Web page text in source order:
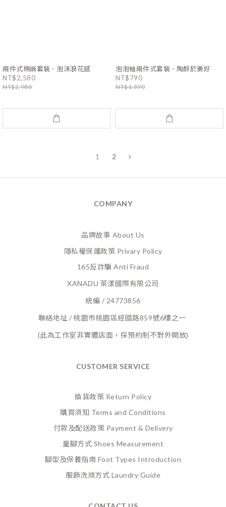
兩件式棉麻套裝 - 泡沫浪花感
NT$2,580
NT$2,980
泡泡袖兩件式套裝 - 陶醉於美好
NT$790
NT$1,390
1 2
COMPANY
品牌故事 About Us
隱私權保護政策 Privary Policy
165反詐騙 Anti Fraud
XANADU 萊漾國際有限公司
統編 / 24773856
聯絡地址 / 桃園市桃園區經國路859號6樓之一
(此為工作室非實體店面，採預約制不對外開放)
CUSTOMER SERVICE
換貨政策 Return Policy
購買須知 Terms and Conditions
付款及配送政策 Payment & Delivery
量腳方式 Shoes Measurement
腳型及保養指南 Foot Types Introduction
服飾洗滌方式 Laundry Guide